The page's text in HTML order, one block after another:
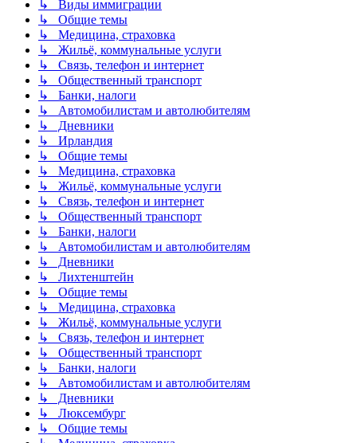
↳ Виды иммиграции
↳ Общие темы
↳ Медицина, страховка
↳ Жильё, коммунальные услуги
↳ Связь, телефон и интернет
↳ Общественный транспорт
↳ Банки, налоги
↳ Автомобилистам и автолюбителям
↳ Дневники
↳ Ирландия
↳ Общие темы
↳ Медицина, страховка
↳ Жильё, коммунальные услуги
↳ Связь, телефон и интернет
↳ Общественный транспорт
↳ Банки, налоги
↳ Автомобилистам и автолюбителям
↳ Дневники
↳ Лихтенштейн
↳ Общие темы
↳ Медицина, страховка
↳ Жильё, коммунальные услуги
↳ Связь, телефон и интернет
↳ Общественный транспорт
↳ Банки, налоги
↳ Автомобилистам и автолюбителям
↳ Дневники
↳ Люксембург
↳ Общие темы